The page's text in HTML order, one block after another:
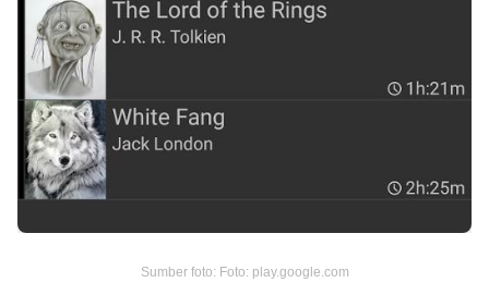
Sumber foto: Foto: play.google.com